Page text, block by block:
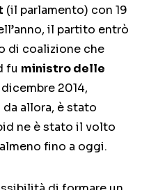
(il parlamento) con 19
il partito entrò
di coalizione che
fu ministro delle
dicembre 2014,
allora, è stato
ne è stato il volto
fino a oggi.